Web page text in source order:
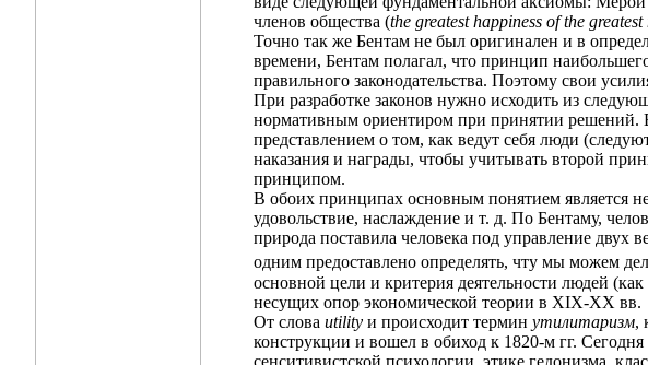
членов общества (the greatest happiness of the
Точно так же Бентам не был оригинален и в
времени, Бентам полагал, что принцип
правильного законодательства. Поэтому свои
При разработке законов нужно исходить из
нормативным ориентиром при принятии решений.
представлением о том, как ведут себя люди
наказания и награды, чтобы учитывать второй
принципом.
В обоих принципах основным понятием является
удовольствие, наслаждение и т. д. По Бентаму,
природа поставила человека под управление двух
одним предоставлено определять, чту мы можем
основной цели и критерия деятельности людей
несущих опор экономической теории в XIX-XX вв.
От слова utility и происходит термин утилитаризм,
конструкции и вошел в обиход к 1820-м гг.
сенситивистской психологии, этике гедонизма,